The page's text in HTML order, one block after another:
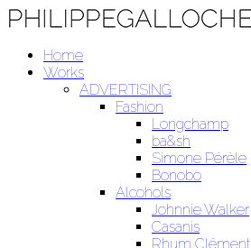
Home
Works
ADVERTISING
Fashion
Longchamp
ba&sh
Simone Pérèle
Bonobo
Alcohols
Johnnie Walker
Casanis
Rhum Clément